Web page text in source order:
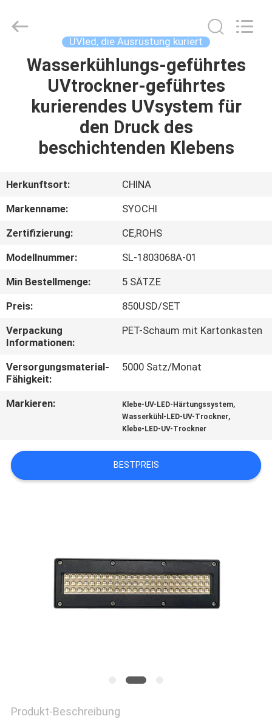
HAUS
PRODUKTE
ÜBER
FABRIK-
QUALITÄTSKONTROLLE
TRETEN
SIE
MIT
UNS
IN
VERBINDUNG
FORDERN
SITEMAP
Electronics
Reserved.
UVled, die Ausrüstung kuriert
Wasserkühlungs-geführtes
UVtrockner-geführtes
kurierendes UVsystem für
den Druck des
beschichtenden Klebens
Herkunftsort:
CHINA
Markenname:
SYOCHI
Zertifizierung:
CE,ROHS
Modellnummer:
SL-1803068A-01
Min Bestellmenge:
5 SÄTZE
Preis:
850USD/SET
Verpackung
Informationen:
PET-Schaum mit Kartonkasten
Versorgungsmaterial-
Fähigkeit:
5000 Satz/Monat
Markieren: Klebe-UV-LED-Härtungssystem,
Wasserkühl-LED-UV-Trockner,
Klebe-LED-UV-Trockner
BESTPREIS
Produkt-Beschreibung